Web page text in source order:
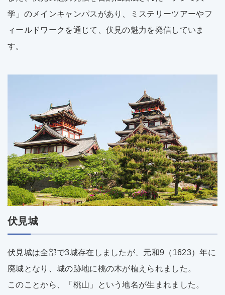
学」のメインキャンパスがあり、ミステリーツアーやフ
ィールドワークを通じて、伏見の魅力を発信していま
す。
伏見城
伏見城は全部で3城存在しましたが、元和9（1623）年に
廃城となり、城の跡地に桃の木が植えられました。
このことから、「桃山」という地名が生まれました。